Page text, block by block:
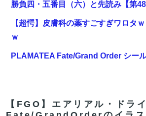
勝負四・五番目（六）と先読み【第
【超愕】皮膚科の薬すごすぎワロタ
ｗ
PLAMATEA Fate/Grand Order シー
ウクライナの次は日本とかいうやつい
【FGO】エアリアル・ドラ